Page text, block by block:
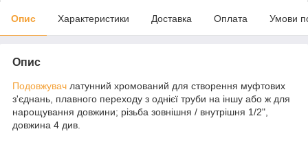
Опис Характеристики Доставка Оплата Умови
Опис
Подовжувач латунний хромований для створення муфтових
з'єднань, плавного переходу з однієї труби на іншу або ж для
нарощування довжини; різьба зовнішня / внутрішня 1/2",
довжина 4 див.